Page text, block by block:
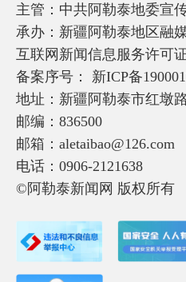
主管：中共阿勒泰地委宣
承办：新疆阿勒泰地区融
互联网新闻信息服务许可
备案序号： 新ICP备
地址：新疆阿勒泰市红墩
邮编：836500
邮箱：aletaibao@126.com
电话：0906-2121638
©阿勒泰新闻网 版权所有